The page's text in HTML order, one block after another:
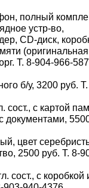
полный
устр-во,
CD-диск,
Т. 8-904-966-
б/у, 3200 руб.
сост., с картой
документами,
цвет
2500 руб. Т. 8-
сост., с коробкой